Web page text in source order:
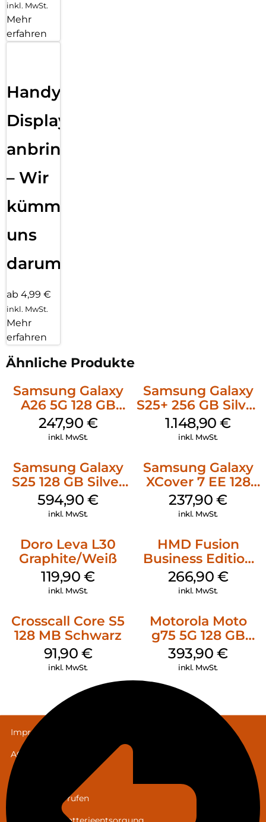
inkl. MwSt.
Mehr
erfahren
Handy
Displayfolie
anbringen
– Wir
kümmern
uns
darum!
ab 4,99 €
inkl. MwSt.
Mehr
erfahren
Ähnliche Produkte
Samsung Galaxy
A26 5G 128 GB
Black
247,90 €
inkl. MwSt.
Samsung Galaxy
S25+ 256 GB Silver
Shadow
1.148,90€
inkl. MwSt.
Samsung Galaxy
S25 128 GB Silver
Shadow
594,90€
inkl. MwSt.
Samsung Galaxy
XCover 7 EE 128
GB Black
237,90€
inkl. MwSt.
Doro Leva L30
Graphite/Weiß
119,90€
inkl. MwSt.
HMD Fusion
Business Edition
256 GB Grey
266,90 €
inkl. MwSt.
Crosscall Core S5
128 MB Schwarz
91,90 €
inkl. MwSt.
Motorola Moto
g75 5G 128 GB
Charcoal Gray
393,90€
inkl. MwSt.
Impressum
AGB
Datenschutz
Vertrag widerrufen